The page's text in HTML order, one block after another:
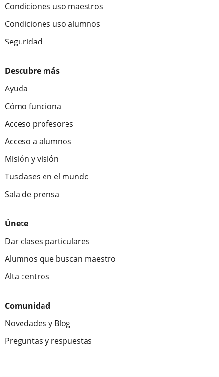
Condiciones uso maestros
Condiciones uso alumnos
Seguridad
Descubre más
Ayuda
Cómo funciona
Acceso profesores
Acceso a alumnos
Misión y visión
Tusclases en el mundo
Sala de prensa
Únete
Dar clases particulares
Alumnos que buscan maestro
Alta centros
Comunidad
Novedades y Blog
Preguntas y respuestas